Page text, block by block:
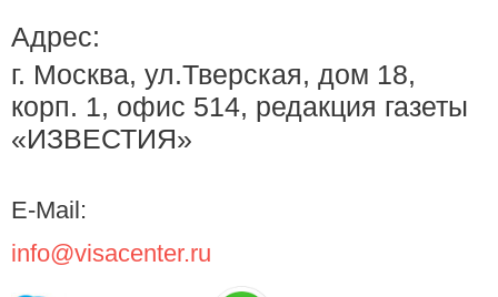
Адрес:
г. Москва, ул.Тверская, дом 18,
корп. 1, офис 514, редакция газеты
«ИЗВЕСТИЯ»
E-Mail:
info@visacenter.ru